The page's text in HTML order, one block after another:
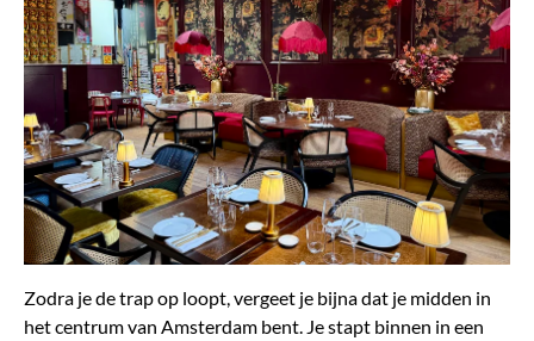
Zodra je de trap op loopt, vergeet je bijna dat je midden in
het centrum van Amsterdam bent. Je stapt binnen in een